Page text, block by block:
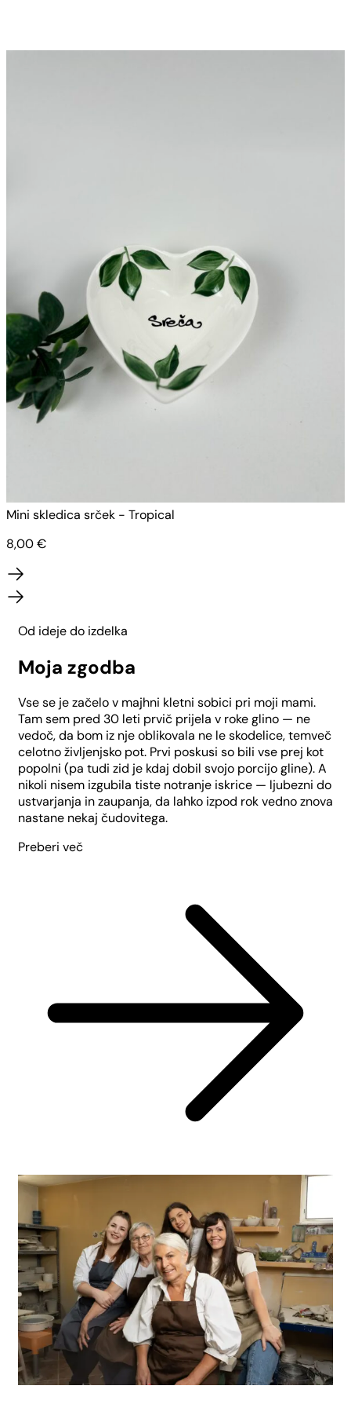
Mini skledica srček - Tropical
8,00€
Od ideje do izdelka
Moja zgodba
Vse se je začelo v majhni kletni sobici pri moji mami.
Tam sem pred 30 leti prvič prijela v roke glino — ne
vedoč, da bom iz nje oblikovala ne le skodelice, temveč
celotno življenjsko pot. Prvi poskusi so bili vse prej kot
popolni (pa tudi zid je kdaj dobil svojo porcijo gline). A
nikoli nisem izgubila tiste notranje iskrice — ljubezni do
ustvarjanja in zaupanja, da lahko izpod rok vedno znova
nastane nekaj čudovitega.
Preberi več